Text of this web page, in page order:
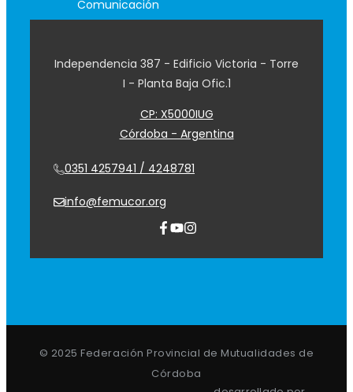
Comunicación
Independencia 387 - Edificio Victoria - Torre
I - Planta Baja Ofic.1
CP: X5000IUG
Córdoba - Argentina
0351 4257941 / 4248781
info@femucor.org
© 2025 Federación Provincial de Mutualidades de
Córdoba